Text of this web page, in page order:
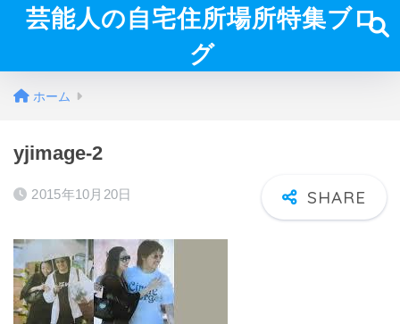
芸能人の自宅住所場所特集ブロ
グ
ホーム
yjimage-2
2015年10月20日